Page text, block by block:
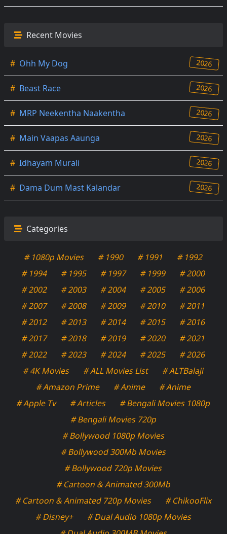
Recent Movies
# Ohh My Dog 2026
# Beast Race 2026
# MRP Neekentha Naakentha 2026
# Main Vaapas Aaunga 2026
# Idhayam Murali 2026
# Dama Dum Mast Kalandar 2026
Categories
# 1080p Movies # 1990 # 1991
# 1992
# 1994
# 1995 # 1997 # 1999
# 2000
# 2002
# 2003 # 2004 # 2005
# 2006
# 2007
# 2008 # 2009 # 2010
# 2011
# 2012
# 2013 # 2014 # 2015
# 2016
# 2017
# 2018 # 2019 # 2020
# 2021
# 2022
# 2023 # 2024 # 2025
# 2026
# 4K Movies
# ALL Movies List
# ALTBalaji
# Amazon Prime
# Anime
# Anime
# Apple Tv
# Articles
# Bengali Movies 1080p
# Bengali Movies 720p
# Bollywood 1080p Movies
# Bollywood 300Mb Movies
# Bollywood 720p Movies
# Cartoon & Animated 300Mb
# Cartoon & Animated 720p Movies
# ChikooFlix
# Disney+
# Dual Audio 1080p Movies